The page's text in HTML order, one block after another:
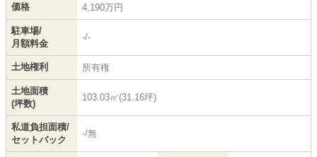
価格 4,190万円
駐車場/
月額料金
-/-
土地権利 所有権
土地面積
(坪数)
103.03㎡(31.16坪)
私道負担面積/
セットバック
-/無